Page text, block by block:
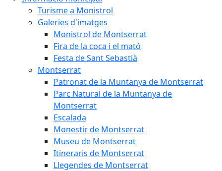
Turisme a Monistrol
Galeries d'imatges
Monistrol de Montserrat
Fira de la coca i el mató
Festa de Sant Sebastià
Montserrat
Patronat de la Muntanya de Montserrat
Parc Natural de la Muntanya de
Montserrat
Escalada
Monestir de Montserrat
Museu de Montserrat
Itineraris de Montserrat
Llegendes de Montserrat